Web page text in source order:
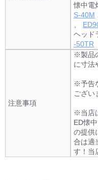
懐中電
S-40M
ヘッド
-50TR
注意事項
※製品
に寸法
※予告
ござい
※当店
ED懐
の提供
合は適
す！当